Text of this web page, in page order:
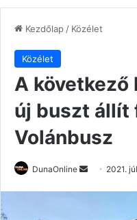
Kezdőlap/ Közélet
Közélet
A következő
új buszt állít
Volánbusz
DunaOnline
Send 2021.